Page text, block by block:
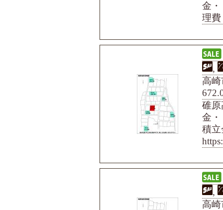
金・
理費
,
高崎
碓
金・
積
,
高崎